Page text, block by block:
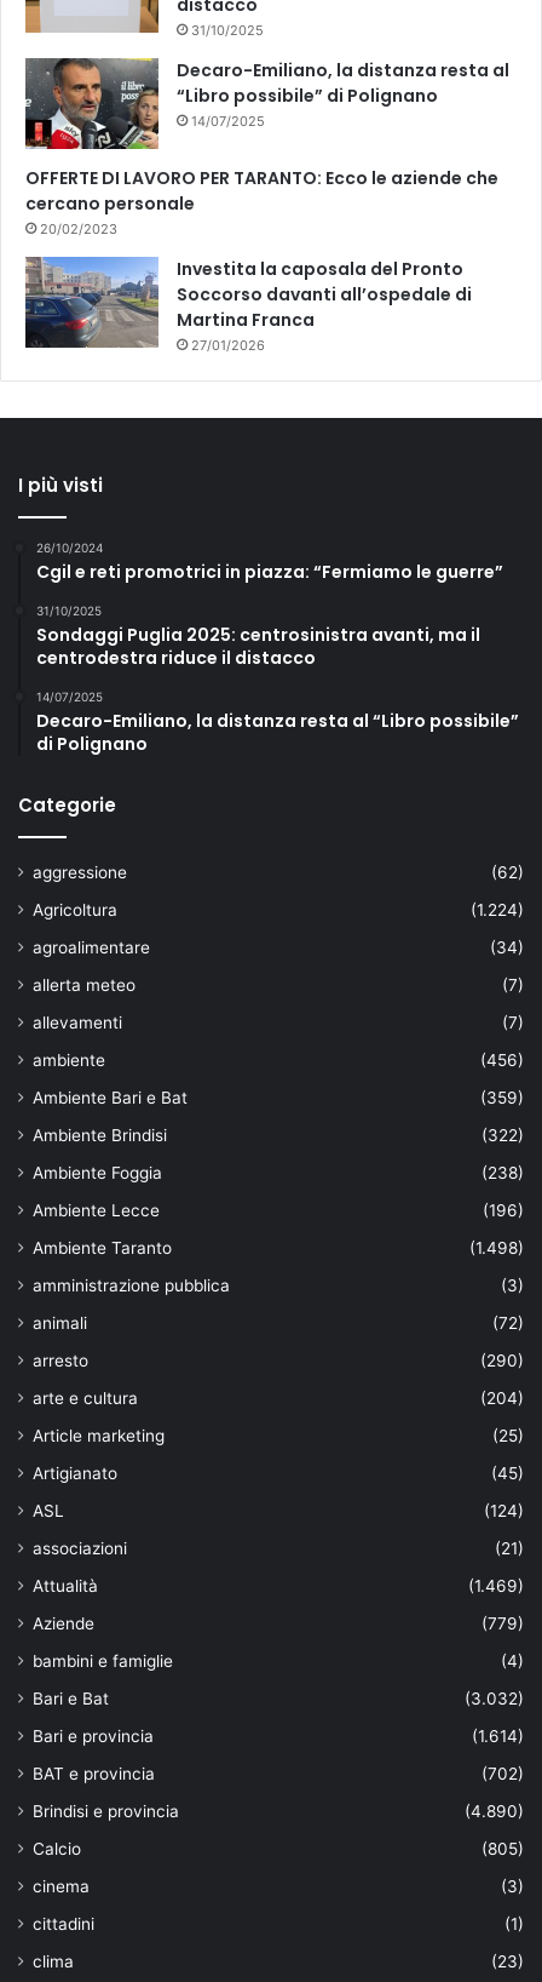
31/10/2025
Decaro-Emiliano, la distanza resta al
“Libro possibile” di Polignano
14/07/2025
OFFERTE DI LAVORO PER TARANTO: Ecco le aziende che
cercano personale
20/02/2023
Investita la caposala del Pronto
Soccorso davanti all’ospedale di
Martina Franca
27/01/2026
I più visti
26/10/2024
Cgil e reti promotrici in piazza: “Fermiamo le guerre”
31/10/2025
Sondaggi Puglia 2025: centrosinistra avanti, ma il
centrodestra riduce il distacco
14/07/2025
Decaro-Emiliano, la distanza resta al “Libro possibile”
di Polignano
Categorie
aggressione
(62)
Agricoltura
(1.224)
agroalimentare
(34)
allerta meteo
(7)
allevamenti
(7)
ambiente
(456)
Ambiente Bari e Bat
(359)
Ambiente Brindisi
(322)
Ambiente Foggia
(238)
Ambiente Lecce
(196)
Ambiente Taranto
(1.498)
amministrazione pubblica
(3)
animali
(72)
arresto
(290)
arte e cultura
(204)
Article marketing
(25)
Artigianato
(45)
ASL
(124)
associazioni
(21)
Attualità
(1.469)
Aziende
(779)
bambini e famiglie
(4)
Bari e Bat
(3.032)
Bari e provincia
(1.614)
BAT e provincia
(702)
Brindisi e provincia
(4.890)
Calcio
(805)
cinema
(3)
cittadini
(1)
clima
(23)